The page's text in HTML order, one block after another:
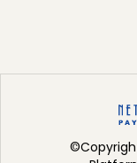
©Copyright